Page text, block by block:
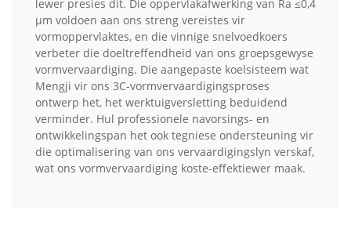
lewer presies dit. Die oppervlakafwerking van Ra ≤0,4
µm voldoen aan ons streng vereistes vir
vormoppervlaktes, en die vinnige snelvoedkoers
verbeter die doeltreffendheid van ons groepsgewyse
vormvervaardiging. Die aangepaste koelsisteem wat
Mengji vir ons 3C-vormvervaardigingsproses
ontwerp het, het werktuigversletting beduidend
verminder. Hul professionele navorsings- en
ontwikkelingspan het ook tegniese ondersteuning vir
die optimalisering van ons vervaardigingslyn verskaf,
wat ons vormvervaardiging koste-effektiewer maak.